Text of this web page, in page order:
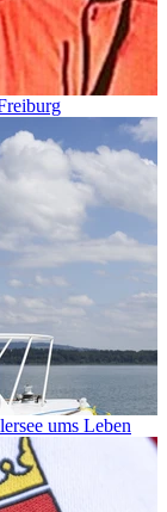
ums Leben